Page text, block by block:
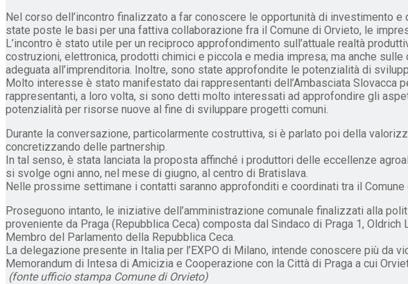
Nel corso dell’incontro finalizzato a far conoscere le opportunità di investimento
state poste le basi per una fattiva collaborazione fra il Comune di Orvieto, le
L’incontro è stato utile per un reciproco approfondimento sull’attuale realtà
costruzioni, elettronica, prodotti chimici e piccola e media impresa; ma anche
adeguata all’imprenditoria. Inoltre, sono state approfondite le potenzialità di
Molto interesse è stato manifestato dai rappresentanti dell’Ambasciata Slovacca
rappresentanti, a loro volta, si sono detti molto interessati ad approfondire gli
potenzialità per risorse nuove al fine di sviluppare progetti comuni.
Durante la conversazione, particolarmente costruttiva, si è parlato poi della
concretizzando delle partnership.
In tal senso, è stata lanciata la proposta affinché i produttori delle eccellenze
si svolge ogni anno, nel mese di giugno, al centro di Bratislava.
Nelle prossime settimane i contatti saranno approfonditi e coordinati tra il Comune
Proseguono intanto, le iniziative dell’amministrazione comunale finalizzati alla
proveniente da Praga (Repubblica Ceca) composta dal Sindaco di Praga 1,
Membro del Parlamento della Repubblica Ceca.
La delegazione presente in Italia per l’EXPO di Milano, intende conoscere più da
Memorandum di Intesa di Amicizia e Cooperazione con la Città di Praga a cui
(fonte ufficio stampa Comune di Orvieto)